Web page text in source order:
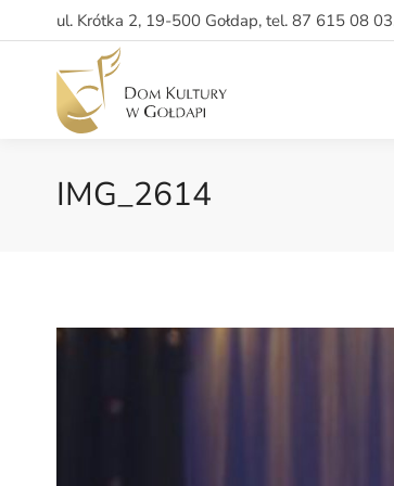
ul. Krótka 2, 19-500 Gołdap, tel. 87 615 08
IMG_2614